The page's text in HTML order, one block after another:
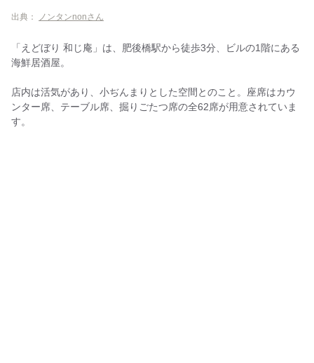
出典： ノンタンnonさん
「えどぼり 和じ庵」は、肥後橋駅から徒歩3分、ビルの1階にある
海鮮居酒屋。
店内は活気があり、小ぢんまりとした空間とのこと。座席はカウ
ンター席、テーブル席、掘りごたつ席の全62席が用意されていま
す。